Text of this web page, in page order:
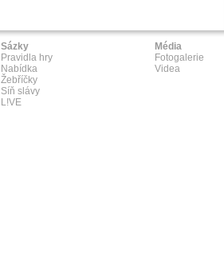
Sázky
Pravidla hry
Nabídka
Žebříčky
Síň slávy
L!VE
Média
Fotogalerie
Videa